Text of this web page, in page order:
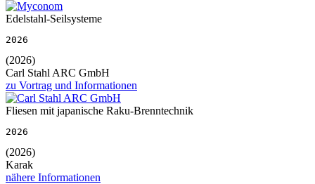
Edelstahl-Seilsysteme
2026
(2026)
Carl Stahl ARC GmbH
zu Vortrag und Informationen
Fliesen mit japanische Raku-Brenntechnik
2026
(2026)
Karak
nähere Informationen